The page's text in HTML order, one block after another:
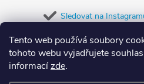
Tento web používá soubory
tohoto webu vyjadřujete
informacízde.
Sledovat na
Přijímáme online platby